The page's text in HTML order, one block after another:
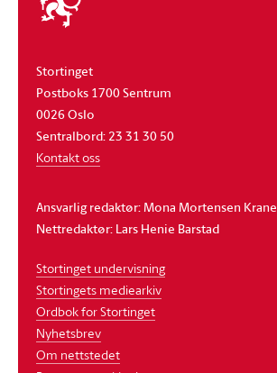
stortinget
Stortinget
Postboks 1700 Sentrum
0026 Oslo
Sentralbord: 23 31 30 50
Kontakt oss
Ansvarlig redaktør: Mona Mortensen Krane
Nettredaktør: Lars Henie Barstad
Stortinget undervisning
Stortingets mediearkiv
Ordbok for Stortinget
Nyhetsbrev
Om nettstedet